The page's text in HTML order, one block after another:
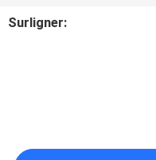
LES
Surligner: